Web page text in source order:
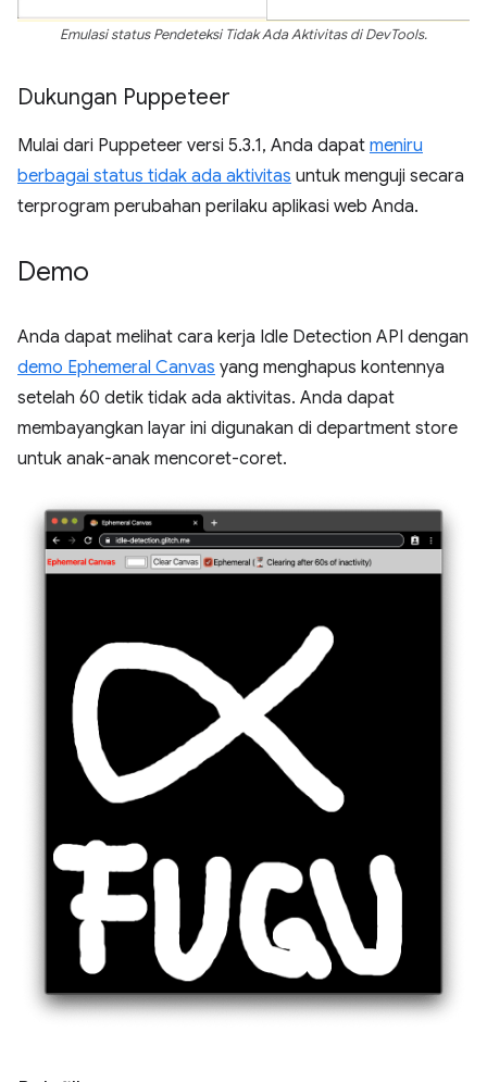
Emulasi status Pendeteksi Tidak Ada Aktivitas di DevTools.
Dukungan Puppeteer
Mulai dari Puppeteer versi 5.3.1, Anda dapat meniru
berbagai status tidak ada aktivitas untuk menguji secara
terprogram perubahan perilaku aplikasi web Anda.
Demo
Anda dapat melihat cara kerja Idle Detection API dengan
demo Ephemeral Canvas yang menghapus kontennya
setelah 60 detik tidak ada aktivitas. Anda dapat
membayangkan layar ini digunakan di department store
untuk anak-anak mencoret-coret.